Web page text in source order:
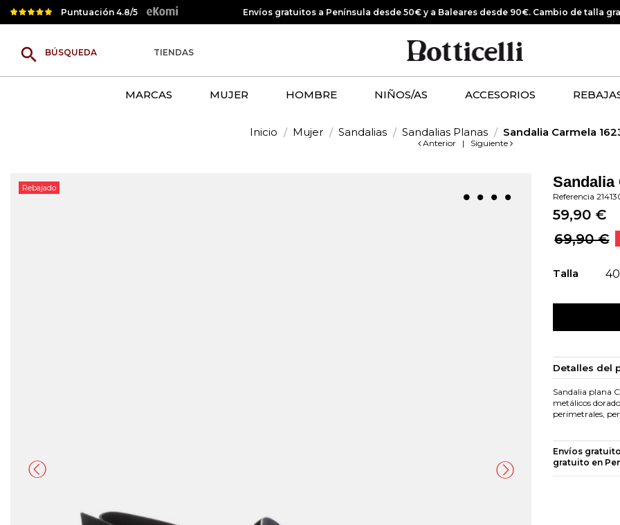
Puntuación 4.8/5 Envíos gratuitos a Península desde 50€ y a Baleares desde 90€. Cambio de talla
search TIENDAS
MARCAS MUJER HOMBRE NIÑOS/AS ACCESORIOS
Inicio Mujer Sandalias Sandalias Planas Sandalia Carmela
Anterior | Siguiente
Rebajado Sandalia
Referencia
59,90 €
69,90 €
Talla 40
Detalles del
Sandalia plana
metálicos
perimetrales,
Envíos
gratuito en